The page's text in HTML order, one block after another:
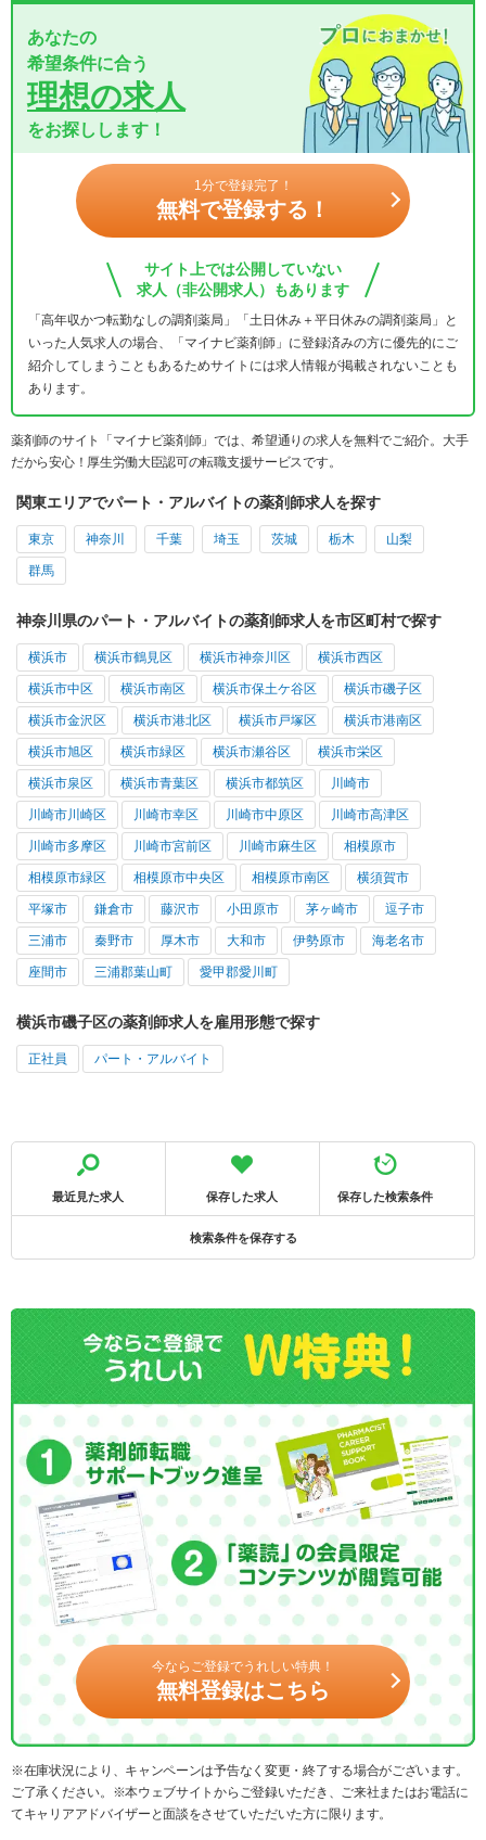
あなたの
希望条件に合う
理想の求人
をお探しします！
1分で登録完了！
無料で登録する！
サイト上では公開していない
求人（非公開求人）もあります
「高年収かつ転勤なしの調剤薬局」「土日休み＋平日休みの調剤薬局」と
いった人気求人の場合、「マイナビ薬剤師」に登録済みの方に優先的にご
紹介してしまうこともあるためサイトには求人情報が掲載されないことも
あります。
薬剤師のサイト「マイナビ薬剤師」では、希望通りの求人を無料でご紹介。大手
だから安心！厚生労働大臣認可の転職支援サービスです。
関東エリアでパート・アルバイトの薬剤師求人を探す
東京 神奈川 千葉 埼玉 茨城 栃木 山梨
群馬
神奈川県のパート・アルバイトの薬剤師求人を市区町村で探す
横浜市 横浜市鶴見区 横浜市神奈川区 横浜市西区
横浜市中区 横浜市南区 横浜市保土ケ谷区 横浜市磯子区
横浜市金沢区 横浜市港北区 横浜市戸塚区 横浜市港南区
横浜市旭区 横浜市緑区 横浜市瀬谷区 横浜市栄区
横浜市泉区 横浜市青葉区 横浜市都筑区 川崎市
川崎市川崎区 川崎市幸区 川崎市中原区 川崎市高津区
川崎市多摩区 川崎市宮前区 川崎市麻生区 相模原市
相模原市緑区 相模原市中央区 相模原市南区 横須賀市
平塚市 鎌倉市 藤沢市 小田原市 茅ヶ崎市 逗子市
三浦市 秦野市 厚木市 大和市 伊勢原市 海老名市
座間市 三浦郡葉山町 愛甲郡愛川町
横浜市磯子区の薬剤師求人を雇用形態で探す
正社員 パート・アルバイト
最近見た求人 保存した求人 保存した検索条件
検索条件を保存する
今ならご登録でうれしい特典！
無料登録はこちら
※在庫状況により、キャンペーンは予告なく変更・終了する場合がございます。
ご了承ください。※本ウェブサイトからご登録いただき、ご来社またはお電話に
てキャリアアドバイザーと面談をさせていただいた方に限ります。